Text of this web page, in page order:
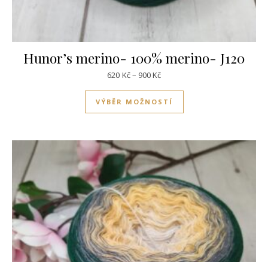
Hunor’s merino- 100% merino- J120
620 Kč– 900KčRozpětí cen: 620Kč až 900Kč
VÝBĚR MOŽNOSTÍ